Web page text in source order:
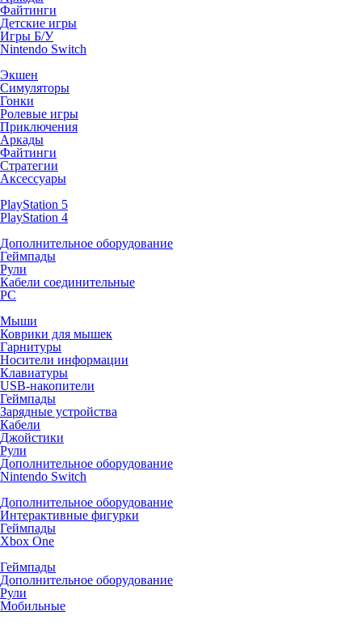
Файтинги
Детские игры
Игры Б/У
Nintendo Switch
Экшен
Симуляторы
Гонки
Ролевые игры
Приключения
Аркады
Файтинги
Стратегии
Аксессуары
PlayStation 5
PlayStation 4
Дополнительное оборудование
Геймпады
Рули
Кабели соединительные
PC
Мыши
Коврики для мышек
Гарнитуры
Носители информации
Клавиатуры
USB-накопители
Геймпады
Зарядные устройства
Кабели
Джойстики
Рули
Дополнительное оборудование
Nintendo Switch
Дополнительное оборудование
Интерактивные фигурки
Геймпады
Xbox One
Геймпады
Дополнительное оборудование
Рули
Мобильные